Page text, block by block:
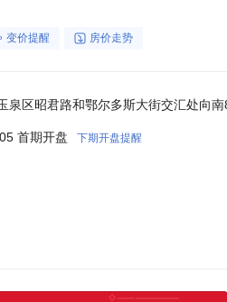
变价提醒 房价走势
首期开盘 下期开盘提醒